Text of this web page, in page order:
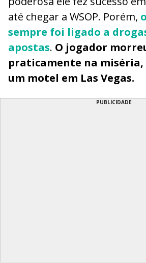
até chegar a WSOP. Porém,
sempre foi ligado a
apostas. O jogador
praticamente na
um motel em Las Vegas.
PUBLICIDADE